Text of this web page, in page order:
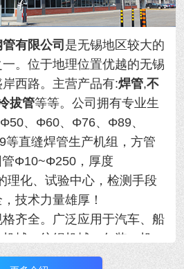
有限公司 是无锡地区较大的
。位于地理位置优越的无锡
西路。主营产品有:焊管,不
拔管等等。 公司拥有专业生
、Φ60、Φ76、Φ89、
直缝焊管生产机组，方管
管Φ10~Φ250，厚度
理化、试验中心，检测手段
技术力量雄厚！
齐全。广泛应用于汽车、船
械、纺织机械、包装、机
年产量大！用于各类精密机